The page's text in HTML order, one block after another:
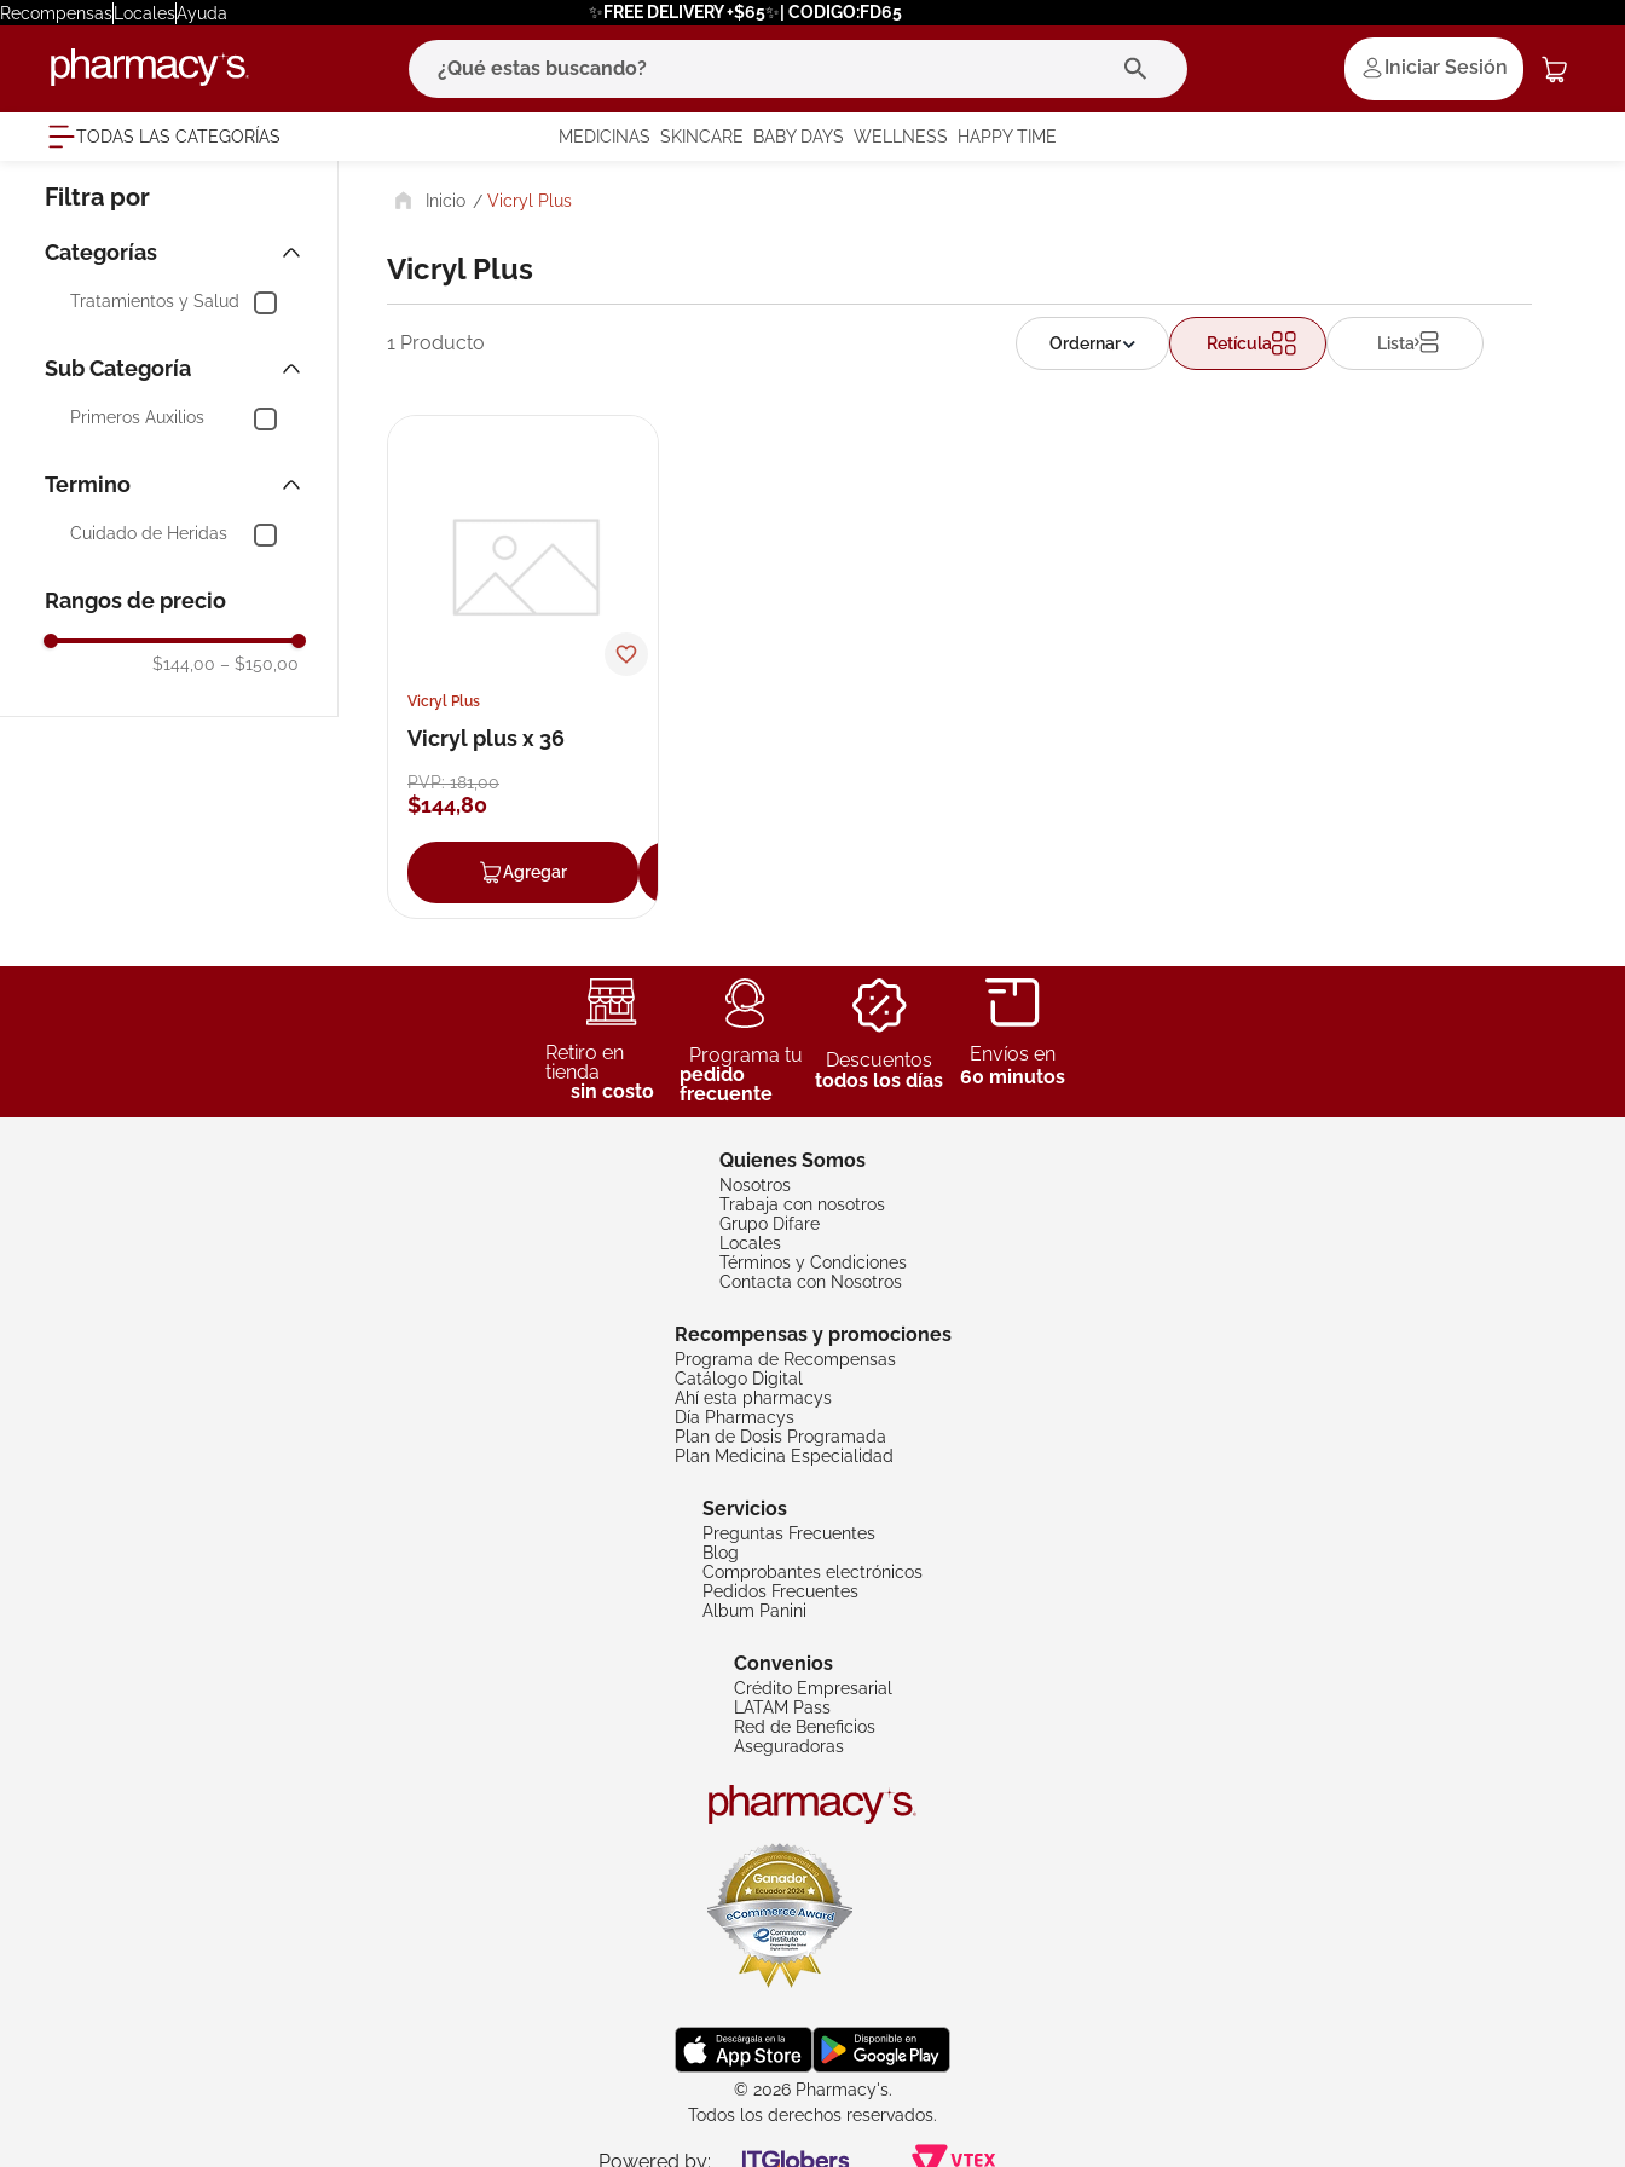
RecompensasLocalesAyuda ✨FREE DELIVERY +$65✨| CODIGO:FD65
¿Qué estas buscando?
Iniciar Sesión
TODAS LAS CATEGORÍAS MEDICINAS SKINCARE BABY DAYS WELLNESS HAPPY TIME
Tratamientos y Salud
Primeros Auxilios
Cuidado de Heridas
Rangos de precio
$144,00 – $150,00
Vicryl Plus
Vicryl Plus
1 Producto Retícula Lista
Vicryl Plus
Vicryl plus x 36
PVP:181,00
$144,80
Agregar
Retiro en
tienda
sin costo
Programa tu
pedido
frecuente
Descuentos
todos los días
Envíos en
60 minutos
Quienes Somos
Nosotros
Trabaja con nosotros
Grupo Difare
Locales
Términos y Condiciones
Contacta con Nosotros
Recompensas y promociones
Programa de Recompensas
Catálogo Digital
Ahí esta pharmacys
Día Pharmacys
Plan de Dosis Programada
Plan Medicina Especialidad
Servicios
Preguntas Frecuentes
Blog
Comprobantes electrónicos
Pedidos Frecuentes
Album Panini
Convenios
Crédito Empresarial
LATAM Pass
Red de Beneficios
Aseguradoras
© 2026 Pharmacy's.
Todos los derechos reservados.
Powered by:
términos más buscados
1. eucerin
bioderma
6. degraler
isdin
neumoflux